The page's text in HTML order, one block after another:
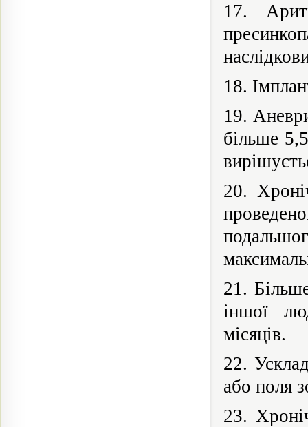
17.
18.
19.
більше
20.
21.
іншої
місяців.
22.
або поля
23.